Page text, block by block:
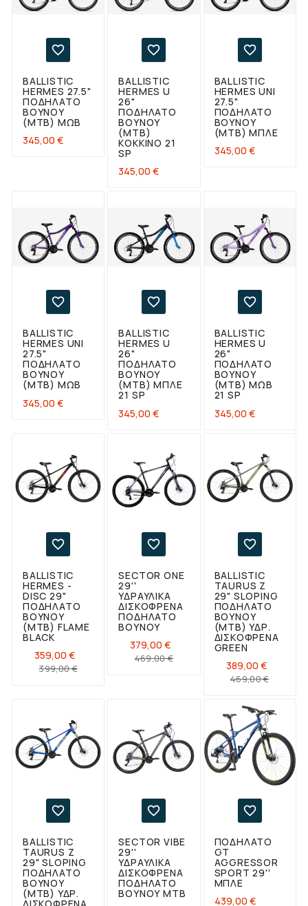

BALLISTIC
HERMES 27.5"
ΠΟΔΉΛΑΤΟ
ΒΟΥΝΟΎ
(ΜΤΒ) ΜΩΒ
345,00 €

BALLISTIC
HERMES U
26"
ΠΟΔΉΛΑΤΟ
ΒΟΥΝΟΎ
(ΜΤΒ)
ΚΌΚΚΙΝΟ 21
SP
345,00 €

BALLISTIC
HERMES UNI
27.5"
ΠΟΔΉΛΑΤΟ
ΒΟΥΝΟΎ
(ΜΤΒ) ΜΠΛΕ
345,00 €

BALLISTIC
HERMES UNI
27.5"
ΠΟΔΉΛΑΤΟ
ΒΟΥΝΟΎ
(ΜΤΒ) ΜΩΒ
345,00 €

BALLISTIC
HERMES U
26"
ΠΟΔΉΛΑΤΟ
ΒΟΥΝΟΎ
(ΜΤΒ) ΜΠΛΕ
21 SP
345,00 €

BALLISTIC
HERMES U
26"
ΠΟΔΉΛΑΤΟ
ΒΟΥΝΟΎ
(ΜΤΒ) ΜΩΒ
21 SP
345,00 €

BALLISTIC
HERMES -
DISC 29"
ΠΟΔΉΛΑΤΟ
ΒΟΥΝΟΎ
(ΜΤΒ) FLAME
BLACK
359,00 €
399,00 €Κανονική
Τιμή

SECTOR ONE
29''
ΥΔΡΑΥΛΙΚΆ
ΔΙΣΚΌΦΡΕΝΑ
ΠΟΔΉΛΑΤΟ
ΒΟΥΝΟΎ
379,00 €
469,00 €Κανονική
Τιμή

BALLISTIC
TAURUS Ζ
29" SLOPING
ΠΟΔΉΛΑΤΟ
ΒΟΥΝΟΎ
(ΜΤΒ) ΥΔΡ.
ΔΙΣΚΌΦΡΕΝΑ
GREEN
389,00 €
469,00 €Τιμή

BALLISTIC
TAURUS Ζ
29" SLOPING
ΠΟΔΉΛΑΤΟ
ΒΟΥΝΟΎ
(ΜΤΒ) ΥΔΡ.
ΔΙΣΚΌΦΡΕΝΑ

SECTOR VIBE
29''
ΥΔΡΑΥΛΙΚΑ
ΔΙΣΚΟΦΡΕΝΑ
ΠΟΔΉΛΑΤΟ
ΒΟΥΝΟΎ ΜΤΒ

ΠΟΔΉΛΑΤΟ
GT
AGGRESSOR
SPORT 29''
ΜΠΛΕ
439,00 €